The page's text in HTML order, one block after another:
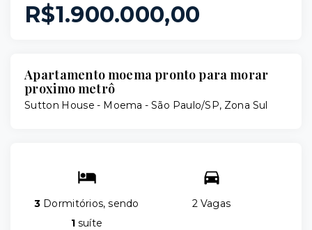
R$1.900.000,00
Apartamento moema pronto para morar
proximo metrô
Sutton House - Moema - São Paulo/SP, Zona Sul
3 Dormitórios, sendo
1 suíte
2 Vagas